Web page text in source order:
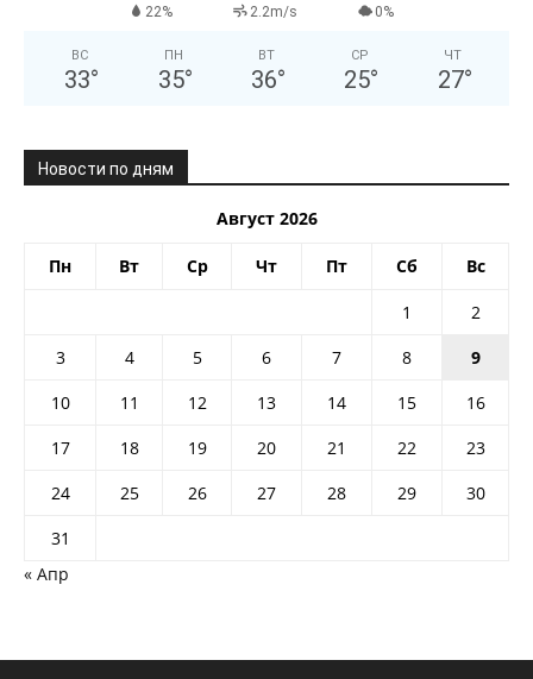
22% 2.2m/s 0%
ВС
33°
ПН
35°
ВТ
36°
СР
25°
ЧТ
27°
Новости по дням
Август 2026
Пн Вт Ср Чт Пт Сб Вс
1
2
3
4 5 6 7 8
9
10
11 12 13 14 15
16
17
18 19 20 21 22
23
24
25 26 27 28 29
30
31
« Апр